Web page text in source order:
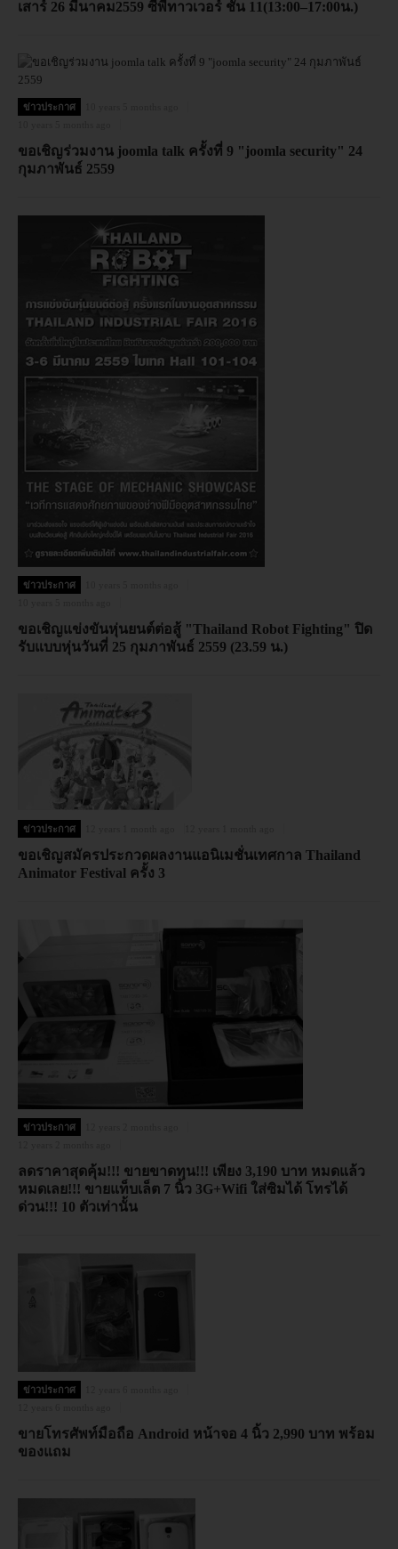
เสาร์ 26 มีนาคม2559 ซีพีทาวเวอร์ ชั้น 11(13:00–17:00น.)
ข่าวประกาศ
ขอเชิญร่วมงาน joomla talk ครั้งที่ 9 "joomla security" 24
กุมภาพันธ์ 2559
ข่าวประกาศ
ขอเชิญแข่งขันหุ่นยนต์ต่อสู้ "Thailand Robot Fighting" ปิด
รับแบบหุ่นวันที่ 25 กุมภาพันธ์ 2559 (23.59 น.)
ข่าวประกาศ
ขอเชิญสมัครประกวดผลงานแอนิเมชั่นเทศกาล Thailand
Animator Festival ครั้ง 3
ข่าวประกาศ
ลดราคาสุดคุ้ม!!! ขายขาดทุน!!! เพียง 3,190 บาท หมดแล้ว
หมดเลย!!! ขายแท็บเล็ต 7 นิ้ว 3G+Wifi ใส่ซิมได้ โทรได้
ด่วน!!! 10 ตัวเท่านั้น
ข่าวประกาศ
ขายโทรศัพท์มือถือ Android หน้าจอ 4 นิ้ว 2,990 บาท พร้อม
ของแถม